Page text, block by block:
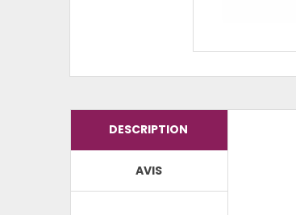
DESCRIPTION
AVIS